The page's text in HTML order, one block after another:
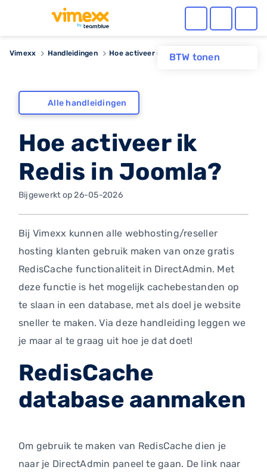
BTW tonen
Vimexx Handleidingen Hoe activeer ik Redis in Joomla?
Alle handleidingen
Hoe activeer ik
Redis in Joomla?
Bijgewerkt op 26-05-2026
Bij Vimexx kunnen alle webhosting/reseller
hosting klanten gebruik maken van onze gratis
RedisCache functionaliteit in DirectAdmin. Met
deze functie is het mogelijk cachebestanden op
te slaan in een database, met als doel je website
sneller te maken. Via deze handleiding leggen we
je maar al te graag uit hoe je dat doet!
RedisCache
database aanmaken
Om gebruik te maken van RedisCache dien je
naar je DirectAdmin paneel te gaan. De link naar